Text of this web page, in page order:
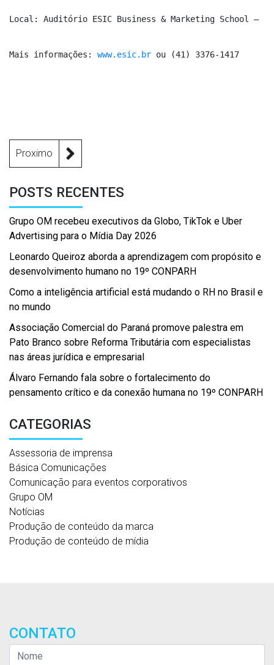
Local: Auditório ESIC Business & Marketing School –
Mais informações: www.esic.br ou (41) 3376-1417
Proximo
POSTS RECENTES
Grupo OM recebeu executivos da Globo, TikTok e Uber
Advertising para o Mídia Day 2026
Leonardo Queiroz aborda a aprendizagem com propósito e
desenvolvimento humano no 19º CONPARH
Como a inteligência artificial está mudando o RH no Brasil e
no mundo
Associação Comercial do Paraná promove palestra em
Pato Branco sobre Reforma Tributária com especialistas
nas áreas jurídica e empresarial
Álvaro Fernando fala sobre o fortalecimento do
pensamento crítico e da conexão humana no 19º CONPARH
CATEGORIAS
Assessoria de imprensa
Básica Comunicações
Comunicação para eventos corporativos
Grupo OM
Notícias
Produção de conteúdo da marca
Produção de conteúdo de mídia
CONTATO